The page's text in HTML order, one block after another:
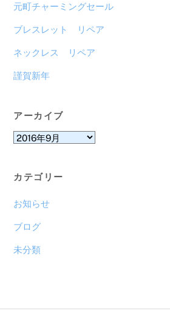
元町チャーミングセール
ブレスレット リペア
ネックレス リペア
謹賀新年
アーカイブ
ア
イ
ブ
カテゴリー
お知らせ
ブログ
未分類